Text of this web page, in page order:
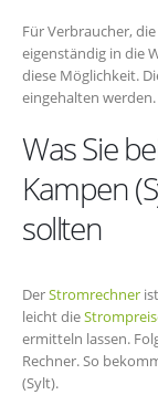
Für Verbraucher,
eigenständig in die
diese Möglichkeit.
eingehalten werden.
Was Sie
Kampen
sollten
DerStromrechner
leicht die
ermitteln lassen.
Rechner. So
(Sylt).